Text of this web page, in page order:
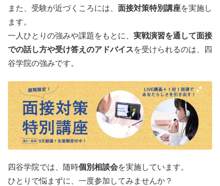
また、受験が近づくころには、 面接対策特別講座を実施し
ます。
一人ひとりの強みや課題をもとに、 実戦演習を通して面接
での話し方や受け答えのアドバイスを受けられるのは、四
谷学院の強みです。
四谷学院では、随時個別相談会を実施しています。
ひとりで悩まずに、一度参加してみませんか？